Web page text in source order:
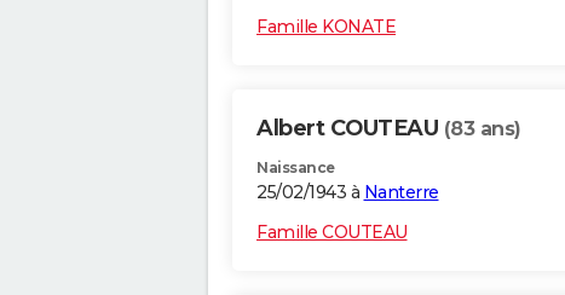
Famille KONATE
Albert COUTEAU (83 ans)
Naissance
25/02/1943 à Nanterre
Famille COUTEAU